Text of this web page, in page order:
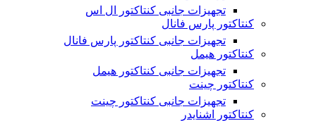
تجهیزات جانبی کنتاکتور ال اس
کنتاکتور پارس فانال
تجهیزات جانبی کنتاکتور پارس فانال
کنتاکتور هیمل
تجهیزات جانبی کنتاکتور هیمل
کنتاکتور چینت
تجهیزات جانبی کنتاکتور چینت
کنتاکتور اشنایدر